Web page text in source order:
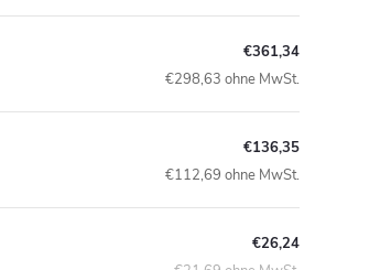
€361,34
€298,63 ohne MwSt.
€136,35
€112,69 ohne MwSt.
€26,24